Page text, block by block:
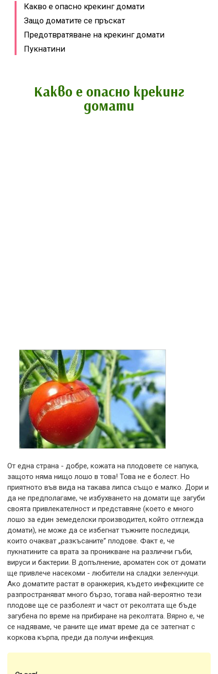
Какво е опасно крекинг домати
Защо доматите се пръскат
Предотвратяване на крекинг домати
Пукнатини
Какво е опасно крекинг
домати
От една страна - добре, кожата на плодовете се напука,
защото няма нищо лошо в това! Това не е болест. Но
приятното във вида на такава липса също е малко. Дори и
да не предполагаме, че избухването на домати ще загуби
своята привлекателност и представяне (което е много
лошо за един земеделски производител, който отглежда
домати), не може да се избегнат тъжните последици,
които очакват „разкъсаните” плодове. Факт е, че
пукнатините са врата за проникване на различни гъби,
вируси и бактерии. В допълнение, ароматен сок от домати
ще привлече насекоми - любители на сладки зеленчуци.
Ако доматите растат в оранжерия, където инфекциите се
разпространяват много бързо, тогава най-вероятно тези
плодове ще се разболеят и част от реколтата ще бъде
загубена по време на прибиране на реколтата. Вярно е, че
се надяваме, че раните ще имат време да се затегнат с
коркова кърпа, преди да получи инфекция.